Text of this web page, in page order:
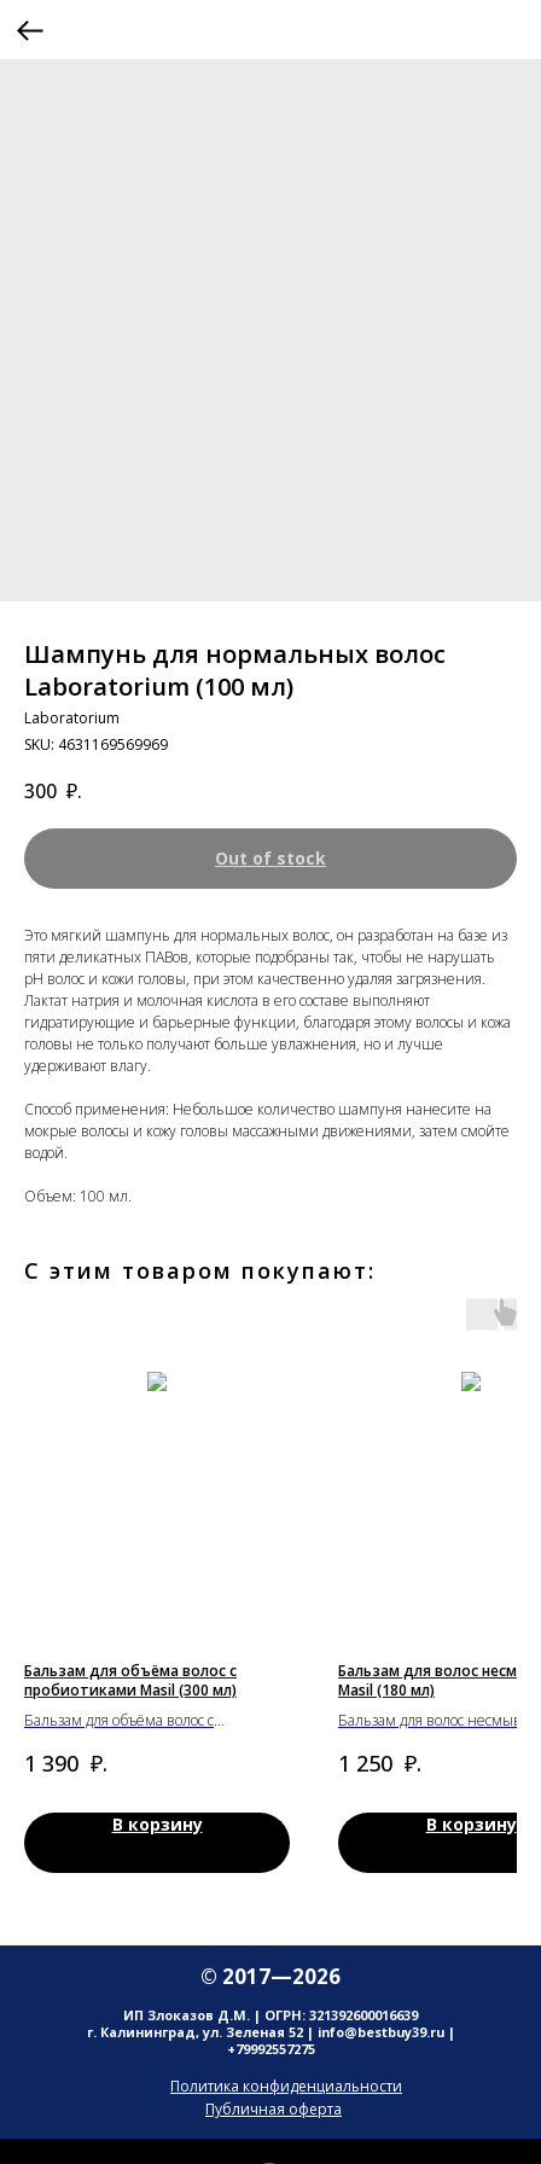
Шампунь для нормальных волос
Laboratorium (100 мл)
Laboratorium
SKU: 4631169569969
300 ₽.
Out of stock
Это мягкий шампунь для нормальных волос, он разработан на базе из
пяти деликатных ПАВов, которые подобраны так, чтобы не нарушать
рН волос и кожи головы, при этом качественно удаляя загрязнения.
Лактат натрия и молочная кислота в его составе выполняют
гидратирующие и барьерные функции, благодаря этому волосы и кожа
головы не только получают больше увлажнения, но и лучше
удерживают влагу.
Способ применения: Небольшое количество шампуня нанесите на
мокрые волосы и кожу головы массажными движениями, затем смойте
водой.
Объем: 100 мл.
С этим товаром покупают:
Бальзам для объёма волос с
пробиотиками Masil (300 мл)
Бальзам для объёма волос с
1 390 ₽.
В корзину
Бальзам для волос
Masil (180 мл)
Бальзам для волос
1 250 ₽.
В корзину
© 2017—2026
ИП Злоказов Д.М. | ОГРН: 321392600016639
г. Калининград, ул. Зеленая 52 | info@bestbuy39.ru |
+79992557275
Политика конфиденциальности
Публичная оферта